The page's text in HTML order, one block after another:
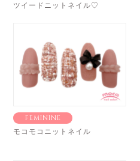
ツイードニットネイル♡
FEMININE
モコモコニットネイル